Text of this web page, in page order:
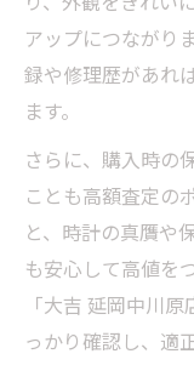
アップにつながり
録や修理歴があれ
ます。
さらに、購入時の
ことも高額査定の
と、時計の真贋や
も安心して高値を
「大吉 延岡中川
っかり確認し、適